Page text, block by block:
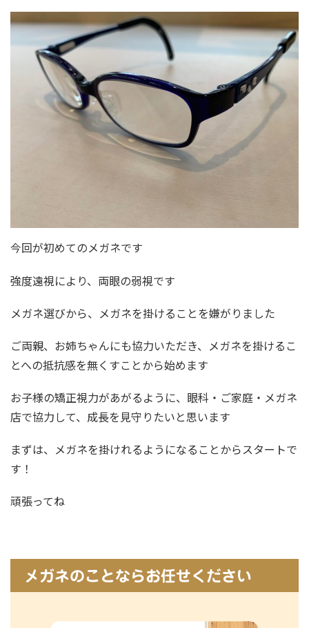
今回が初めてのメガネです
強度遠視により、両眼の弱視です
メガネ選びから、メガネを掛けることを嫌がりました
ご両親、お姉ちゃんにも協力いただき、メガネを掛けるこ
とへの抵抗感を無くすことから始めます
お子様の矯正視力があがるように、眼科・ご家庭・メガネ
店で協力して、成長を見守りたいと思います
まずは、メガネを掛けれるようになることからスタートで
す！
頑張ってね
メガネのことならお任せください